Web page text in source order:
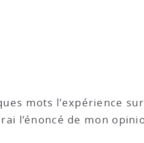
mots l’expérience
l’énoncé de mon